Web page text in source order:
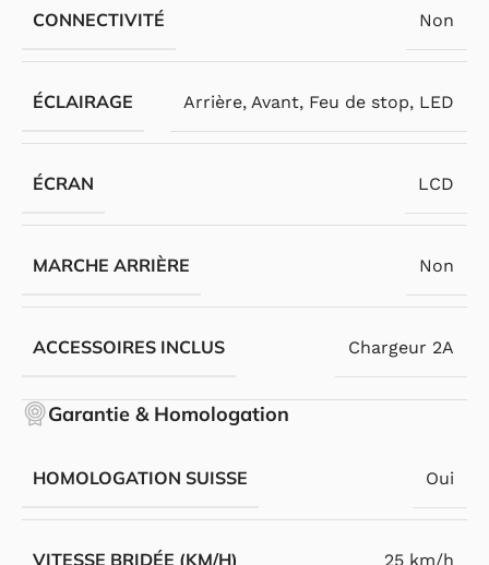
CONNECTIVITÉ Non
ÉCLAIRAGE Arrière, Avant, Feu de stop, LED
ÉCRAN LCD
MARCHE ARRIÈRE Non
ACCESSOIRES INCLUS Chargeur 2A
Garantie & Homologation
HOMOLOGATION SUISSE Oui
VITESSE BRIDÉE (KM/H) 25 km/h